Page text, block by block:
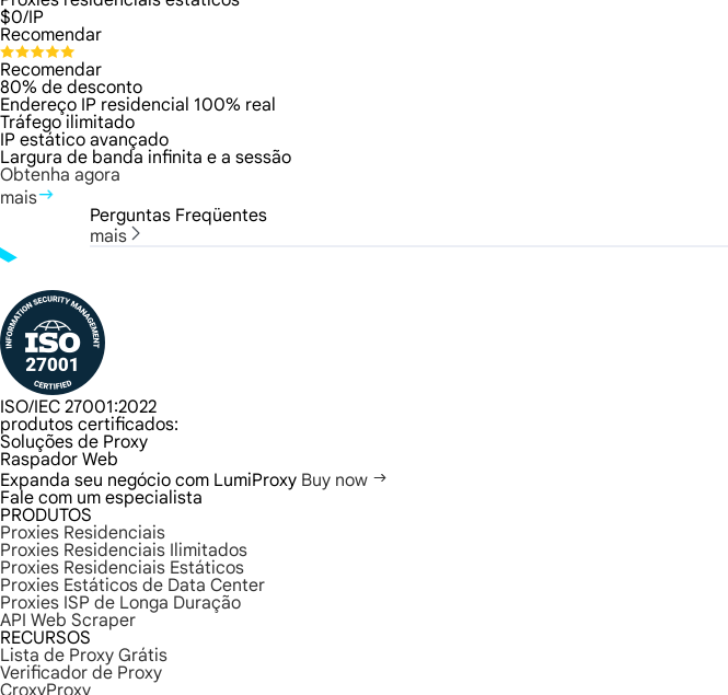
$0/IP
Recomendar
Recomendar
80% de desconto
Endereço IP residencial 100% real
Tráfego ilimitado
IP estático avançado
Largura de banda infinita e a sessão
Obtenha agora
mais
Perguntas Freqüentes
mais
ISO/IEC 27001:2022
produtos certificados:
Soluções de Proxy
Raspador Web
Expanda seu negócio com LumiProxy Buy now
Fale com um especialista
PRODUTOS
Proxies Residenciais
Proxies Residenciais Ilimitados
Proxies Residenciais Estáticos
Proxies Estáticos de Data Center
Proxies ISP de Longa Duração
API Web Scraper
RECURSOS
Lista de Proxy Grátis
Verificador de Proxy
CroxyProxy